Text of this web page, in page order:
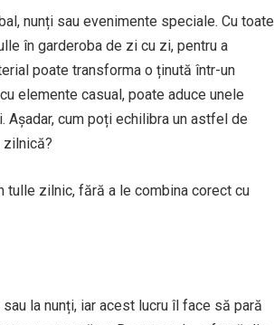
nunți sau evenimente speciale. Cu toate
în garderoba de zi cu zi, pentru a
poate transforma o ținută într-un
elemente casual, poate aduce unele
cum poți echilibra un astfel de
zilnică?
zilnic, fără a le combina corect cu
la nunți, iar acest lucru îl face să pară